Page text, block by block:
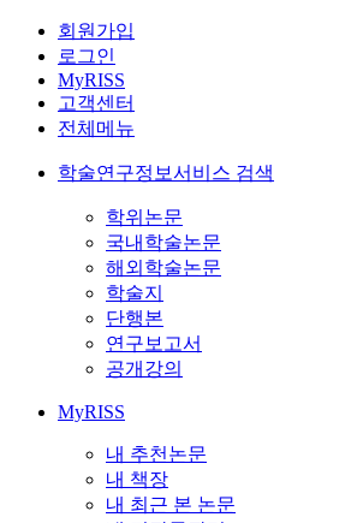
회원가입
로그인
MyRISS
고객센터
전체메뉴
학술연구정보서비스 검색
학위논문
국내학술논문
해외학술논문
학술지
단행본
연구보고서
공개강의
MyRISS
내 추천논문
내 책장
내 최근 본 논문